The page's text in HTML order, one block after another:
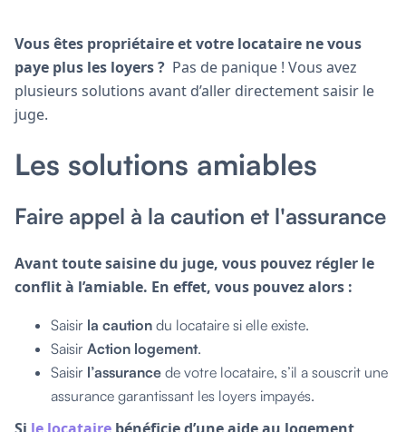
Vous êtes propriétaire et votre locataire ne vous
paye plus les loyers ? Pas de panique ! Vous avez
plusieurs solutions avant d’aller directement saisir le
juge.
Les solutions amiables
Faire appel à la caution et l'assurance
Avant toute saisine du juge, vous pouvez régler le
conflit à l’amiable. En effet, vous pouvez alors :
Saisir la caution du locataire si elle existe.
Saisir Action logement.
Saisir l’assurance de votre locataire, s’il a souscrit une
assurance garantissant les loyers impayés.
Si le locataire bénéficie d’une aide au logement,